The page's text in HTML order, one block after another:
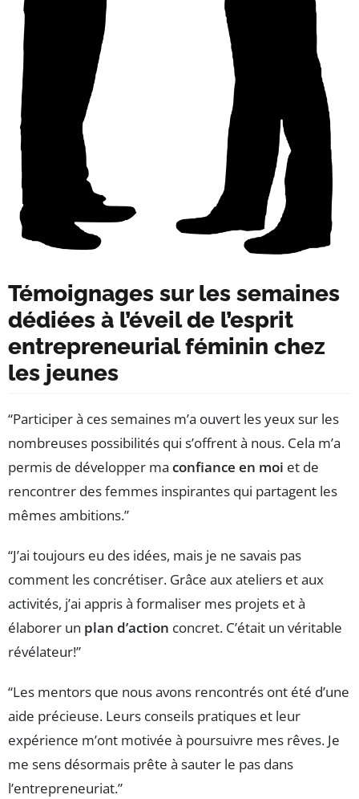
Témoignages sur les semaines
dédiées à l’éveil de l’esprit
entrepreneurial féminin chez
les jeunes
“Participer à ces semaines m’a ouvert les yeux sur les
nombreuses possibilités qui s’offrent à nous. Cela m’a
permis de développer ma confiance en moi et de
rencontrer des femmes inspirantes qui partagent les
mêmes ambitions.”
“J’ai toujours eu des idées, mais je ne savais pas
comment les concrétiser. Grâce aux ateliers et aux
activités, j’ai appris à formaliser mes projets et à
élaborer un plan d’action concret. C’était un véritable
révélateur!”
“Les mentors que nous avons rencontrés ont été d’une
aide précieuse. Leurs conseils pratiques et leur
expérience m’ont motivée à poursuivre mes rêves. Je
me sens désormais prête à sauter le pas dans
l’entrepreneuriat.”